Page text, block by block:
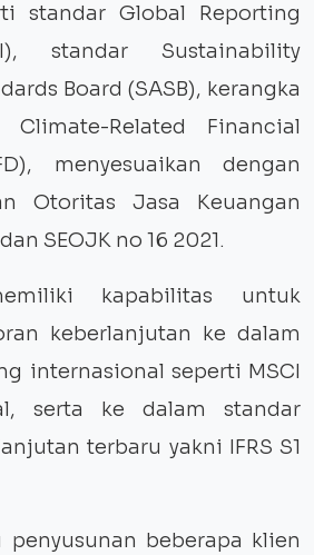
standar Global Reporting
standar Sustainability
Board (SASB), kerangka
Related Financial
menyesuaikan dengan
Otoritas Jasa Keuangan
SEOJK no 16 2021.
kapabilitas untuk
keberlanjutan ke dalam
internasional seperti MSCI
serta ke dalam standar
terbaru yakni IFRS S1
beberapa klien